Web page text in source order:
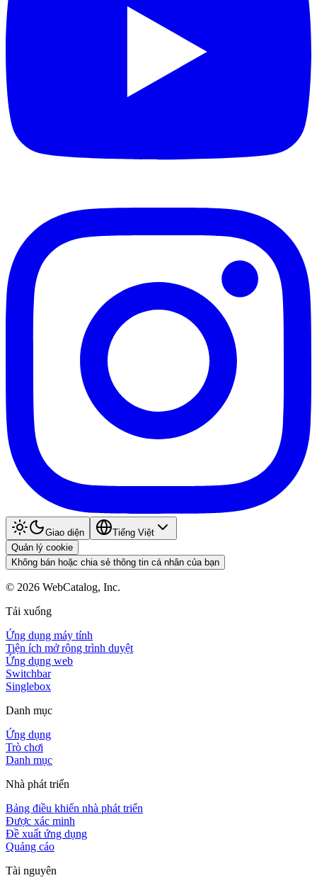
Giao diện
Tiếng Việt
Quản lý cookie
Không bán hoặc chia sẻ thông tin cá nhân của bạn
© 2026 WebCatalog, Inc.
Tải xuống
Ứng dụng máy tính
Tiện ích mở rộng trình duyệt
Ứng dụng web
Switchbar
Singlebox
Danh mục
Ứng dụng
Trò chơi
Danh mục
Nhà phát triển
Bảng điều khiển nhà phát triển
Được xác minh
Đề xuất ứng dụng
Quảng cáo
Tài nguyên